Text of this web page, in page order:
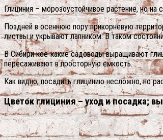
Глициния – морозоустойчивое растение, но
Поздней в осеннюю пору прикорневую
листвы и укрывают лапником. В таком
В Сибири кое-какие садоводы выращивают
пересаживают в просторную емкость.
Как видно, посадить глицинию несложно, но
Цветок глициния – уход и посадка;